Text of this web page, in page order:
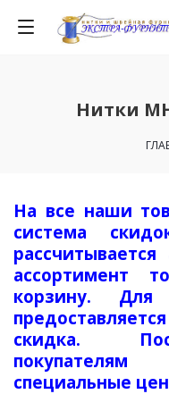
Нитки
На все наши
система
ассортимент
корзину.
скидка.
специальные